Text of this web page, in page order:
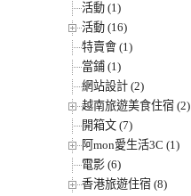
活動 (1)
活動 (16)
特賣會 (1)
當鋪 (1)
網站設計 (2)
越南旅遊美食住宿 (2)
開箱文 (7)
阿mon愛生活3C (1)
電影 (6)
香港旅遊住宿 (8)